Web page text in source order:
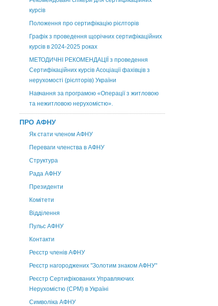
курсів
Положення про сертифікацію рієлторів
Графік з проведення щорічних сертифікаційних
курсів в 2024-2025 роках
МЕТОДИЧНІ РЕКОМЕНДАЦІЇ з проведення
Сертифікаційних курсів Асоціації фахівців з
нерухомості (рієлторів) України
Навчання за програмою «Операції з житловою
та нежитловою нерухомістю».
ПРО АФНУ
Як стати членом АФНУ
Переваги членства в АФНУ
Структура
Рада АФНУ
Президенти
Комітети
Відділення
Пульс АФНУ
Контакти
Реєстр членів АФНУ
Реєстр нагороджених "Золотим знаком АФНУ"
Реєстр Сертифікованих Управляючих
Нерухомістю (CPM) в Україні
Символіка АФНУ